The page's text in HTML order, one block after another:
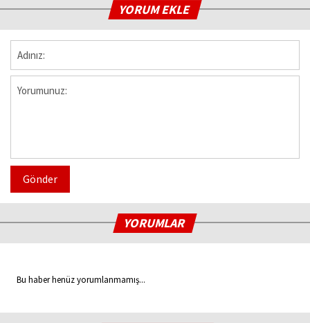
YORUM EKLE
Gönder
YORUMLAR
Bu haber henüz yorumlanmamış...